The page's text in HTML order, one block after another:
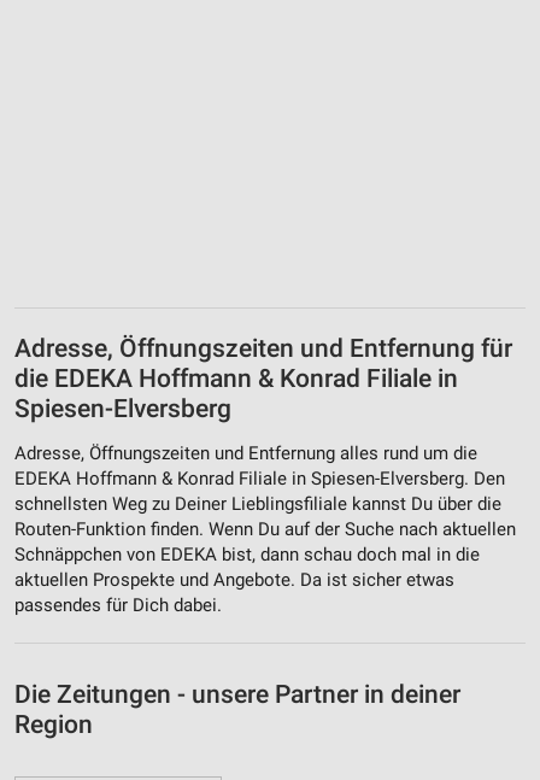
Adresse, Öffnungszeiten und Entfernung für
die EDEKA Hoffmann & Konrad Filiale in
Spiesen-Elversberg
Adresse, Öffnungszeiten und Entfernung alles rund um die
EDEKA Hoffmann & Konrad Filiale in Spiesen-Elversberg. Den
schnellsten Weg zu Deiner Lieblingsfiliale kannst Du über die
Routen-Funktion finden. Wenn Du auf der Suche nach aktuellen
Schnäppchen von EDEKA bist, dann schau doch mal in die
aktuellen Prospekte und Angebote. Da ist sicher etwas
passendes für Dich dabei.
Die Zeitungen - unsere Partner in deiner
Region